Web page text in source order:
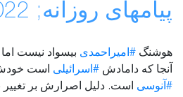
پیامهای روزانه; 01/02/2022
هوشنگ #امیراحمدیبیسواد نیست
آنجا که دامادش #اسرائیلی است خودش
#آنوسی است. دلیل اصرارش بر تغییر